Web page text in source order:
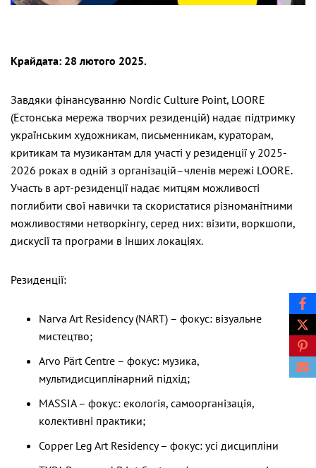
Крайдата: 28 лютого 2025.
Завдяки фінансуванню Nordic Culture Point, LOORE
(Естонська мережа творчих резиденцій) надає підтримку
українським художникам, письменникам, кураторам,
критикам та музикантам для участі у резиденції у 2025-
2026 роках в одній з організацій–членів мережі LOORE.
Участь в арт-резиденції надає митцям можливості
поглибити свої навички та скористатися різноманітними
можливостями нетворкінгу, серед них: візити, воркшопи,
дискусії та програми в інших локаціях.
Резиденції:
Narva Art Residency (NART) – фокус: візуальне
мистецтво;
Arvo Pärt Centre – фокус: музика,
мультидисциплінарний підхід;
MASSIA – фокус: екологія, самоорганізація,
колективні практики;
Copper Leg Art Residency – фокус: усі дисципліни